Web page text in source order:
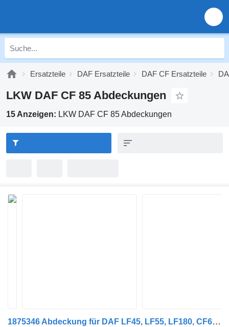
Ersatzteile DAF Ersatzteile DAF CF Ersatzteile
LKW DAF CF 85 Abdeckungen
15 Anzeigen: LKW DAF CF 85 Abdeckungen
1875346 Abdeckung für DAF LF45, LF55, LF180, CF65, CF75, CF85 (2001-) LKW